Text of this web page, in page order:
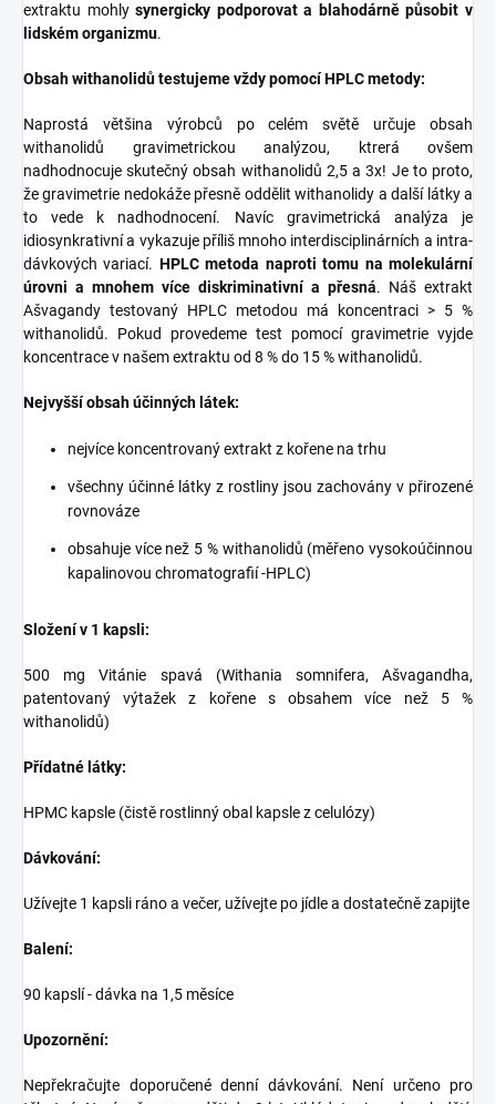
extraktu mohlysynergicky podporovat a blahodárně působit v
lidském organizmu.
Obsah withanolidů testujeme vždy pomocí HPLC metody:
Naprostá většina výrobců po celém světě určuje obsah
withanolidů gravimetrickou analýzou, ktrerá ovšem
nadhodnocuje skutečný obsah withanolidů 2,5 a 3x! Je to proto,
že gravimetrie nedokáže přesně oddělit withanolidy a další látky a
to vede k nadhodnocení. Navíc gravimetrická analýza je
idiosynkrativní a vykazuje příliš mnoho interdisciplinárních a intra-
dávkových variací. HPLC metoda naproti tomu na molekulární
úrovni a mnohem více diskriminativní a přesná. Náš extrakt
Ašvagandy testovaný HPLC metodou má koncentraci > 5 %
withanolidů. Pokud provedeme test pomocí gravimetrie vyjde
koncentrace v našem extraktu od 8 % do 15 % withanolidů.
Nejvyšší obsah účinných látek:
nejvíce koncentrovaný extrakt z kořene na trhu
všechny účinné látky z rostliny jsou zachovány v přirozené
rovnováze
obsahuje více než 5 % withanolidů (měřeno vysokoúčinnou
kapalinovou chromatografií -HPLC)
Složení v 1 kapsli:
500 mg Vitánie spavá (Withania somnifera, Ašvagandha,
patentovaný výtažek z kořene s obsahem více než 5 %
withanolidů)
Přídatné látky:
HPMC kapsle (čistě rostlinný obal kapsle z celulózy)
Dávkování:
Užívejte 1 kapsli ráno a večer, užívejte po jídle a dostatečně zapijte
Balení:
90 kapslí - dávka na 1,5 měsíce
Upozornění:
Nepřekračujte doporučené denní dávkování. Není určeno pro